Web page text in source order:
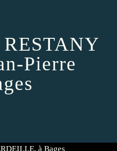
RESTANY
Pierre